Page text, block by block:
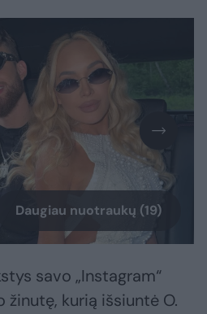
Daugiau nuotraukų (19)
savo „Instagram“
kurią išsiuntė O.